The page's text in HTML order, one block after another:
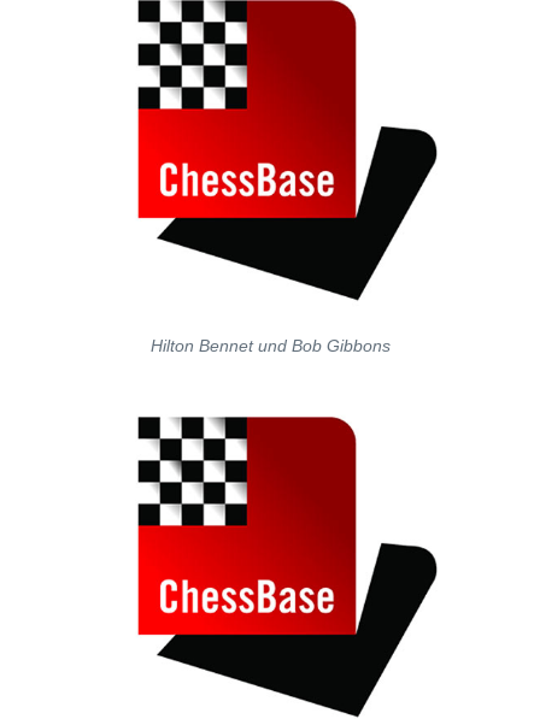
Hilton Bennet und Bob Gibbons